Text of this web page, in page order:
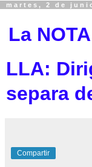
martes, 2 de
La
LLA:
separa
Compartir